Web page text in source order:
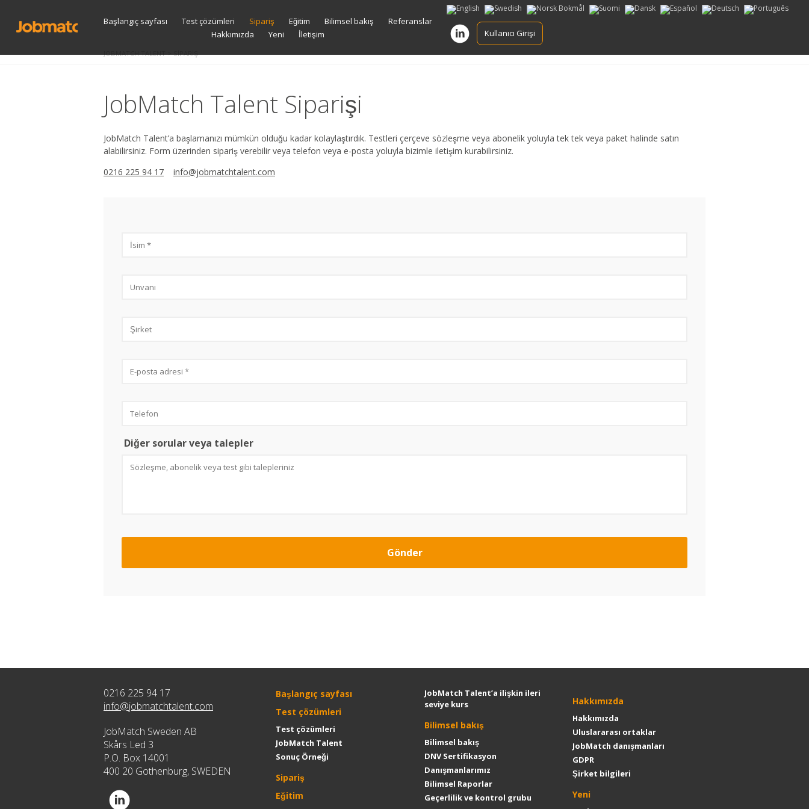
Skip
to
content
Başlangıç sayfası Test çözümleri Sipariş Eğitim Bilimsel bakış
Referanslar
Hakkımızda
Yeni İletişim Kullanıcı Girişi
JOBMATCH TALENT>SIPARIŞ
JobMatch Talent Siparişi
JobMatch Talent’a başlamanızı mümkün olduğu kadar kolaylaştırdık. Testleri çerçeve sözleşme veya abonelik yoluyla tek tek veya paket halinde satın
alabilirsiniz. Form üzerinden sipariş verebilir veya telefon veya e-posta yoluyla bizimle iletişim kurabilirsiniz.
0216 225 94 17
info@jobmatchtalent.com
Diğer sorular veya talepler
0216 225 94 17
info@jobmatchtalent.com
JobMatch Sweden AB
Skårs Led 3
P.O. Box 14001
400 20 Gothenburg, SWEDEN
Başlangıç sayfası
Test çözümleri
Test çözümleri
JobMatch Talent
Sonuç Örneği
Sipariş
Eğitim
JobMatch Talent’a ilişkin ileri
seviye kurs
Bilimsel bakış
Bilimsel bakış
DNV Sertifikasyon
Danışmanlarımız
Bilimsel Raporlar
Geçerlilik ve kontrol grubu
Hakkımızda
Hakkımızda
Uluslararası ortaklar
JobMatch danışmanları
GDPR
Şirket bilgileri
Yeni